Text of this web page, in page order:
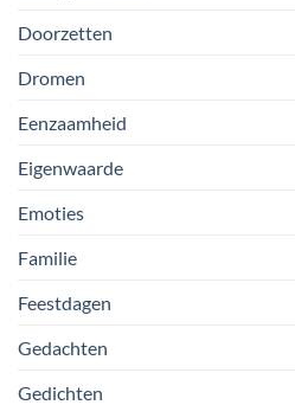
Doorzetten
Dromen
Eenzaamheid
Eigenwaarde
Emoties
Familie
Feestdagen
Gedachten
Gedichten